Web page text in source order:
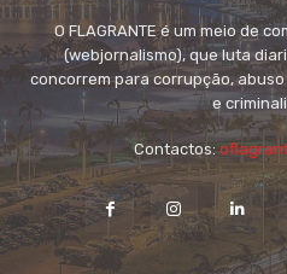
O FLAGRANTE é um meio de
(webjornalismo), que luta
concorrem para corrupção,
e
Contactos: